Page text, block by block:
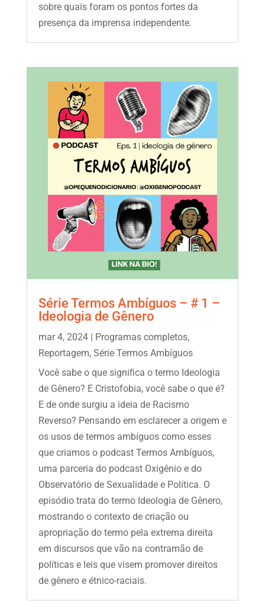
sobre quais foram os pontos fortes da
presença da imprensa independente.
Série Termos Ambíguos – # 1 –
Ideologia de Gênero
mar 4, 2024| Programas completos,
Reportagem, Série Termos Ambíguos
Você sabe o que significa o termo Ideologia
de Gênero? E Cristofobia, você sabe o que é?
E de onde surgiu a ideia de Racismo
Reverso? Pensando em esclarecer a origem e
os usos de termos ambíguos como esses
que criamos o podcast Termos Ambíguos,
uma parceria do podcast Oxigênio e do
Observatório de Sexualidade e Política. O
episódio trata do termo Ideologia de Gênero,
mostrando o contexto de criação ou
apropriação do termo pela extrema direita
em discursos que vão na contramão de
políticas e leis que visem promover direitos
de gênero e étnico-raciais.